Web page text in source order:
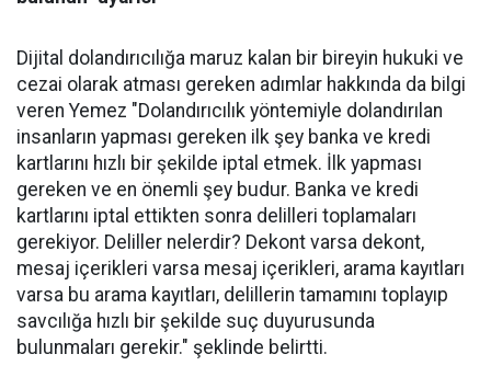
Dijital dolandırıcılığa maruz kalan bir bireyin hukuki ve
cezai olarak atması gereken adımlar hakkında da bilgi
veren Yemez "Dolandırıcılık yöntemiyle dolandırılan
insanların yapması gereken ilk şey banka ve kredi
kartlarını hızlı bir şekilde iptal etmek. İlk yapması
gereken ve en önemli şey budur. Banka ve kredi
kartlarını iptal ettikten sonra delilleri toplamaları
gerekiyor. Deliller nelerdir? Dekont varsa dekont,
mesaj içerikleri varsa mesaj içerikleri, arama kayıtları
varsa bu arama kayıtları, delillerin tamamını toplayıp
savcılığa hızlı bir şekilde suç duyurusunda
bulunmaları gerekir." şeklinde belirtti.